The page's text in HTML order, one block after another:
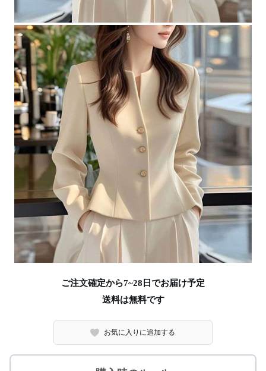
ご注文確定から7~28日でお届け予定
送料は無料です
お気に入りに追加する